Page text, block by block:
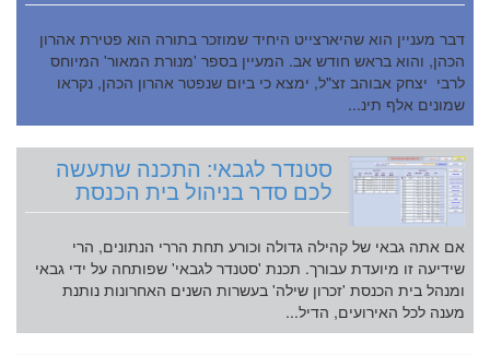
דבר מעניין הוא שהיארצייט היחיד שמוזכר בתורה הוא פטירת אהרון
הכהן, והוא בראש חודש אב. המעיין בספר 'מנורת המאור' המיוחס
לרבי יצחק אבוהב זצ"ל, ימצא כי ביום שנפטר אהרון הכהן, נקראו
שמונים אלף תינ...
סטנדר לגבאי: התכנה שתעשה
לכם סדר בניהול בית הכנסת
אם אתה גבאי של קהילה גדולה וכורע תחת הררי הנתונים, הרי
שידיעה זו מיועדת עבורך. תכנת 'סטנדר לגבאי' שפותחה על ידי גבאי
ומנהל בית הכנסת 'זכרון שילה' בעשרות השנים האחרונות נותנת
מענה לכל האירועים, הדיל...